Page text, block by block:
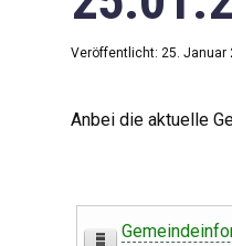
Veröffentlicht: 25. Januar
Anbei die aktuelle